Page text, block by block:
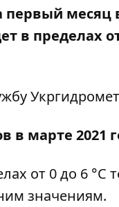
месяц
в пределах
в марте 2021
от 0 до 6 °C
значениям.